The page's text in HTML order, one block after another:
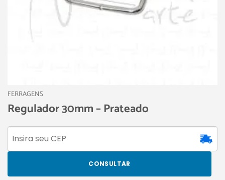
FERRAGENS
Regulador 30mm – Prateado
CONSULTAR